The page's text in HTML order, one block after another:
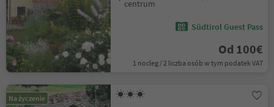
centrum
Südtirol Guest Pass
Od 100€
1 nocleg / 2 liczba osób w tym podatek VAT
Na życzenie